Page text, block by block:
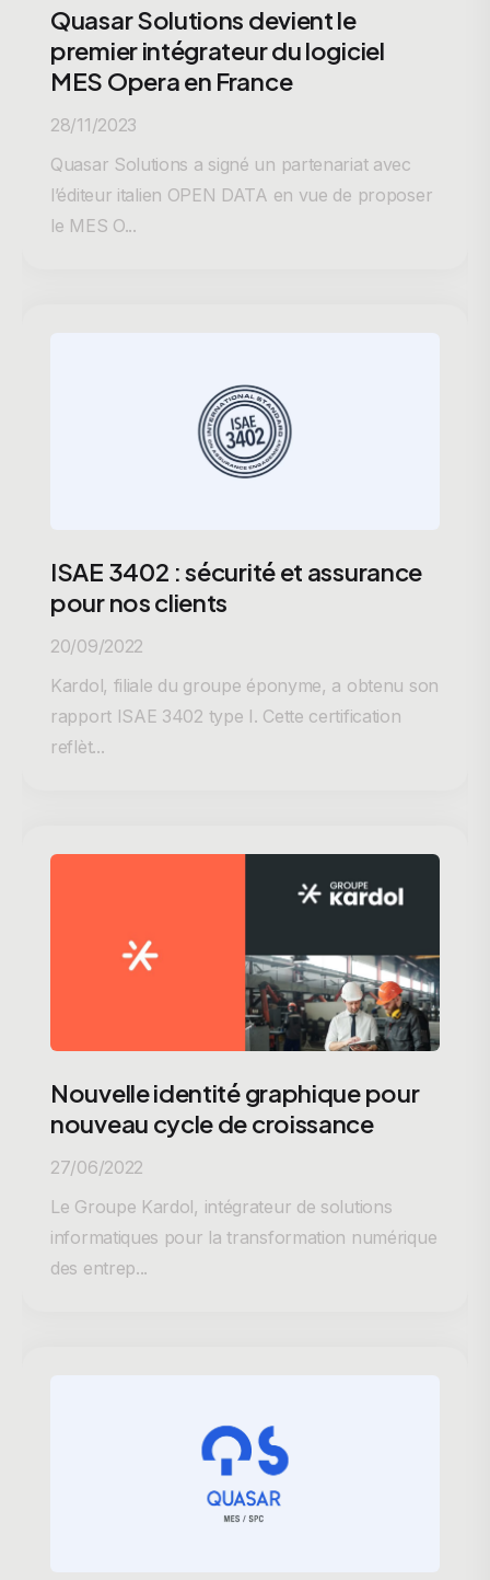
Quasar Solutions devient le
premier intégrateur du logiciel
MES Opera en France
28/11/2023
Quasar Solutions a signé un partenariat avec
l’éditeur italien OPEN DATA en vue de proposer
le MES O...
ISAE 3402 : sécurité et assurance
pour nos clients
20/09/2022
Kardol, filiale du groupe éponyme, a obtenu son
rapport ISAE 3402 type I. Cette certification
reflèt...
Nouvelle identité graphique pour
nouveau cycle de croissance
27/06/2022
Le Groupe Kardol, intégrateur de solutions
informatiques pour la transformation numérique
des entrep...